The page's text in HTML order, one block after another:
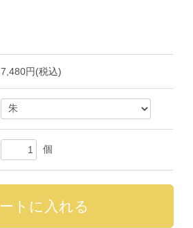
7,480円(税込)
個